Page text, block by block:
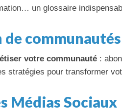
un glossaire
communautés
votre communauté :
stratégies pour transformer
Médias Sociaux